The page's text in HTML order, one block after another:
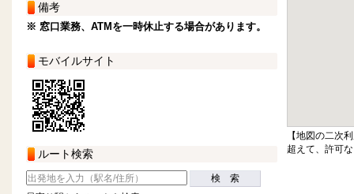
備考
※ 窓口業務、ATMを一時休止する場合があります。
モバイルサイト
ルート検索
検 索
【地図の二次
超えて、許可